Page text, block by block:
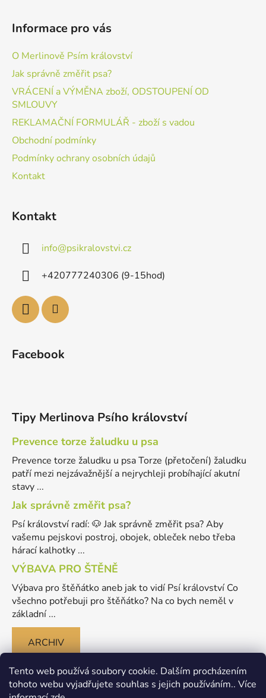
Tento web používá soubory cookie. Dalším procházením
tohoto webu vyjadřujete souhlas s jejich používáním.. Více
Informace pro vás
O Merlinově Psím království
Jak správně změřit psa?
VRÁCENÍ a VÝMĚNA zboží, ODSTOUPENÍ OD
SMLOUVY
REKLAMAČNÍ FORMULÁŘ - zboží s vadou
Obchodní podmínky
Podmínky ochrany osobních údajů
Kontakt
Kontakt
info@psikralovstvi.cz
+420777240306 (9-15hod)
Facebook
Tipy Merlinova Psího království
Prevence torze žaludku u psa
Prevence torze žaludku u psa Torze (přetočení) žaludku
patří mezi nejzávažnější a nejrychleji probíhající akutní
stavy ...
Jak správně změřit psa?
Psí království radí: 🐶 Jak správně změřit psa? Aby
vašemu pejskovi postroj, obojek, obleček nebo třeba
hárací kalhotky ...
VÝBAVA PRO ŠTĚNĚ
Výbava pro štěňátko aneb jak to vidí Psí království Co
všechno potřebuji pro štěňátko? Na co bych neměl v
základní ...
ARCHIV